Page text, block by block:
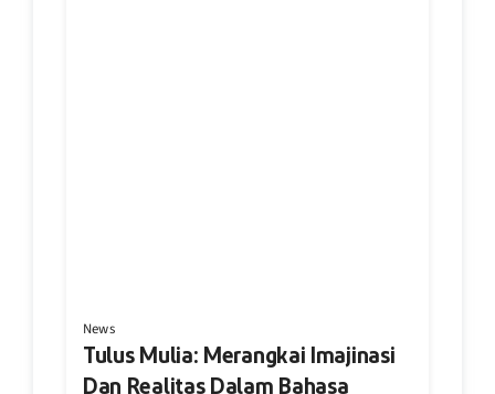
News
Tulus Mulia: Merangkai Imajinasi
Dan Realitas Dalam Bahasa